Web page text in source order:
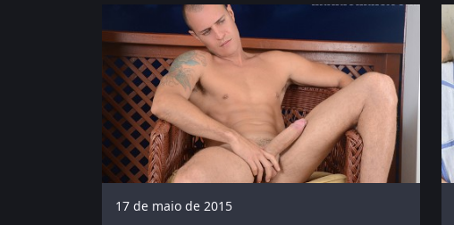
17 de maio de 2015